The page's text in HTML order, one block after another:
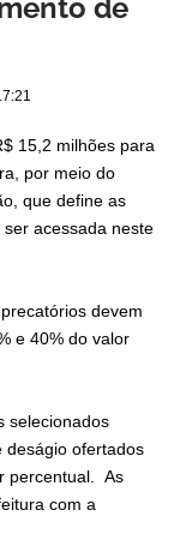
de
15,2 milhões para
por meio do
que define as
acessada neste
devem
e 40% do valor
selecionados
deságio ofertados
percentual. As
com a